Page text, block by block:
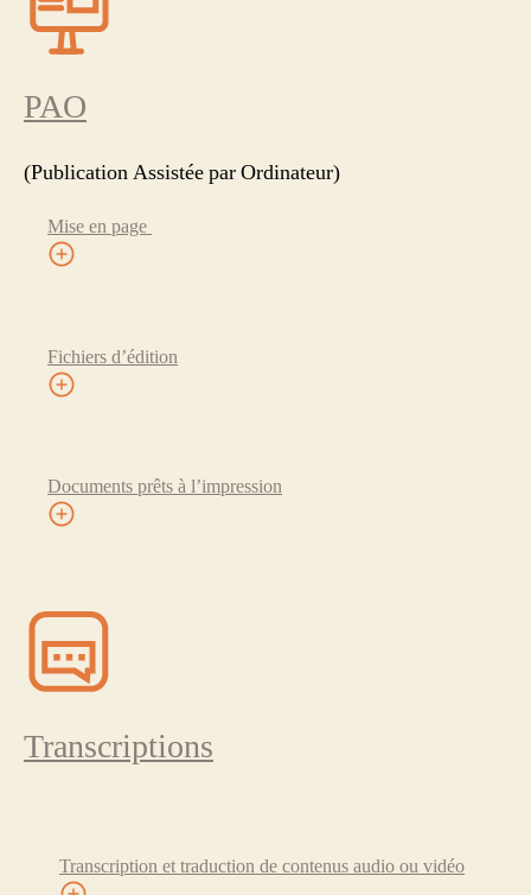
PAO
(Publication Assistée par Ordinateur)
Mise en page
Fichiers d’édition
Documents prêts à l’impression
Transcriptions
Transcription et traduction de contenus audio ou vidéo